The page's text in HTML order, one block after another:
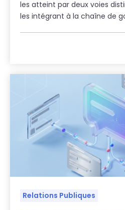
les atteint par deux voies
les intégrant à la chaîne de
Relations Publiques